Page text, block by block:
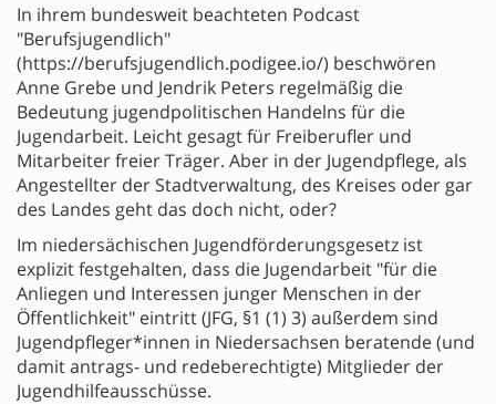
In ihrem bundesweit beachteten Podcast
"Berufsjugendlich"
(https://berufsjugendlich.podigee.io/) beschwören
Anne Grebe und Jendrik Peters regelmäßig die
Bedeutung jugendpolitischen Handelns für die
Jugendarbeit. Leicht gesagt für Freiberufler und
Mitarbeiter freier Träger. Aber in der Jugendpflege, als
Angestellter der Stadtverwaltung, des Kreises oder gar
des Landes geht das doch nicht, oder?
Im niedersächischen Jugendförderungsgesetz ist
explizit festgehalten, dass die Jugendarbeit "für die
Anliegen und Interessen junger Menschen in der
Öffentlichkeit" eintritt (JFG, §1 (1) 3) außerdem sind
Jugendpfleger*innen in Niedersachsen beratende (und
damit antrags- und redeberechtigte) Mitglieder der
Jugendhilfeausschüsse.